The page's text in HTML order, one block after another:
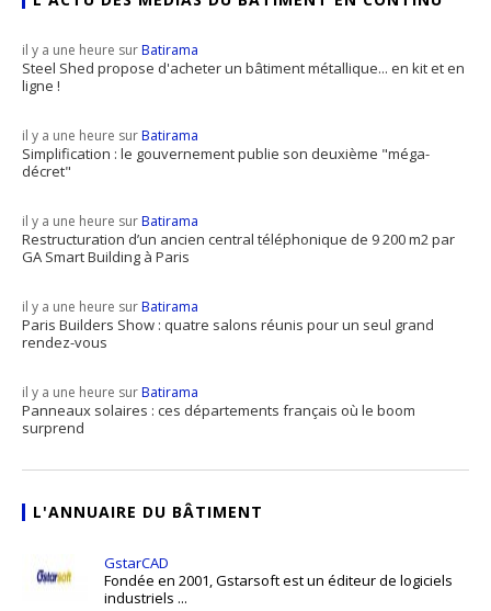
il y a une heure surBatirama
Steel Shed propose d'acheter un bâtiment métallique... en kit et en
ligne !
il y a une heure surBatirama
Simplification : le gouvernement publie son deuxième "méga-
décret"
il y a une heure surBatirama
Restructuration d’un ancien central téléphonique de 9 200 m2 par
GA Smart Building à Paris
il y a une heure surBatirama
Paris Builders Show : quatre salons réunis pour un seul grand
rendez-vous
il y a une heure surBatirama
Panneaux solaires : ces départements français où le boom
surprend
L'ANNUAIRE DU BÂTIMENT
GstarCAD
Fondée en 2001, Gstarsoft est un éditeur de logiciels
industriels ...